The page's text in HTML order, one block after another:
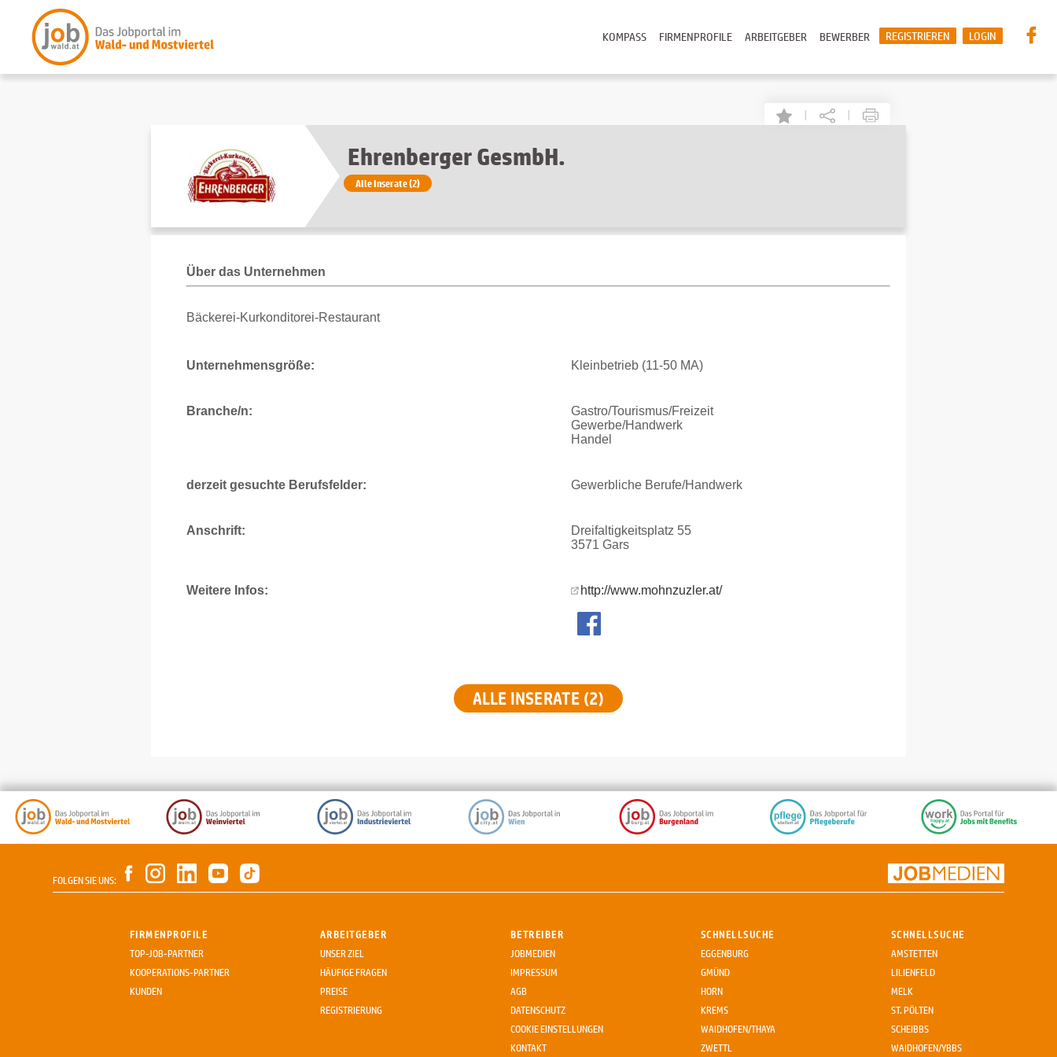
LOGIN
REGISTRIEREN
BEWERBER
ARBEITGEBER
FIRMENPROFILE
KOMPASS
| |
Ehrenberger GesmbH.
Alle Inserate (2)
Über das Unternehmen
Bäckerei-Kurkonditorei-Restaurant
Unternehmensgröße: Kleinbetrieb (11-50 MA)
Branche/n:
Gastro/Tourismus/Freizeit
Gewerbe/Handwerk
Handel
derzeit gesuchte Berufsfelder: Gewerbliche Berufe/Handwerk
Anschrift:
Dreifaltigkeitsplatz 55
3571 Gars
Weitere Infos: http://www.mohnzuzler.at/
ALLE INSERATE (2)
FOLGEN SIE UNS:
FIRMENPROFILE
TOP-JOB-PARTNER
KOOPERATIONS-PARTNER
KUNDEN
ARBEITGEBER
UNSER ZIEL
HÄUFIGE FRAGEN
PREISE
REGISTRIERUNG
BETREIBER
JOBMEDIEN
IMPRESSUM
AGB
DATENSCHUTZ
COOKIE EINSTELLUNGEN
KONTAKT
SCHNELLSUCHE
EGGENBURG
GMÜND
HORN
KREMS
WAIDHOFEN/THAYA
ZWETTL
SCHNELLSUCHE
AMSTETTEN
LILIENFELD
MELK
ST. PÖLTEN
SCHEIBBS
WAIDHOFEN/YBBS